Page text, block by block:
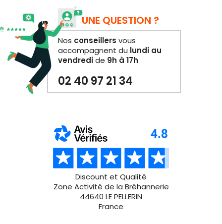
UNE QUESTION ?
Nos conseillers vous
accompagnent du lundi au
vendredide 9h à 17h
02 40 97 21 34
Discount et Qualité
Zone Activité de la Bréhannerie
44640 LE PELLERIN
France